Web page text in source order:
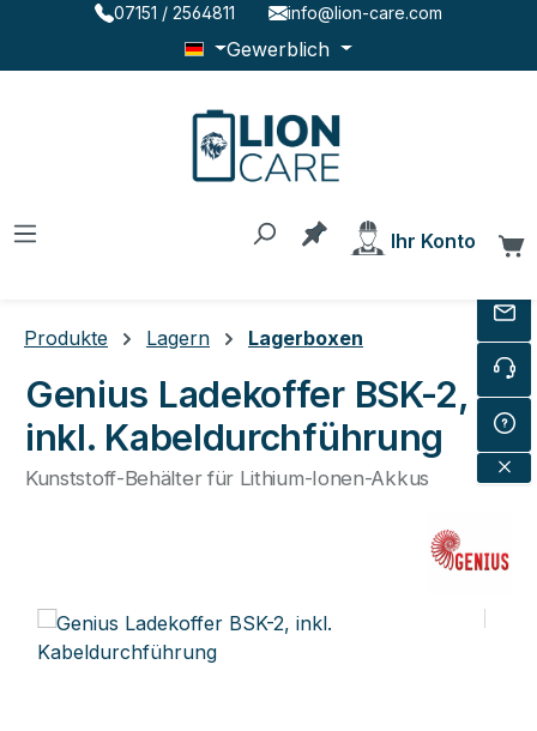
Zum Hauptinhalt springen
07151 / 2564811 info@lion-care.com
Gewerblich
Du hast 0 Produkte
Ihr Konto
Produkte Lagern Lagerboxen
Genius Ladekoffer BSK-2,
inkl. Kabeldurchführung
Kunststoff-Behälter für Lithium-Ionen-Akkus
Bildergalerie überspringen